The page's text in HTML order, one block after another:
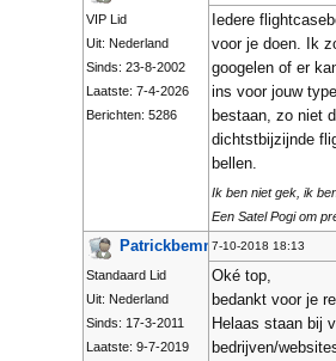
VIP Lid
Uit: Nederland
Sinds: 23-8-2002
Laatste: 7-4-2026
Berichten: 5286
Iedere
voor je doen. Ik
googelen of er
ins voor jouw
bestaan, zo niet
dichtstbijzijnde
bellen.
Ik ben niet gek, ik
Een Satel Pogi om
Patrickbemmel
Standaard Lid
Uit: Nederland
Sinds: 17-3-2011
Laatste: 9-7-2019
7-10-2018 18:13
Oké top,
bedankt voor je
Helaas staan bij
bedrijven/